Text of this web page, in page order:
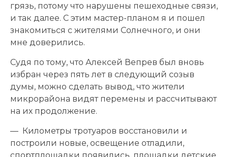
грязь, потому что нарушены пешеходные связи,
и так далее. С этим мастер-планом я и пошел
знакомиться с жителями Солнечного, и они
мне доверились.
Судя по тому, что Алексей Вепрев был вновь
избран через пять лет в следующий созыв
думы, можно сделать вывод, что жители
микрорайона видят перемены и рассчитывают
на их продолжение.
— Километры тротуаров восстановили и
построили новые, освещение отладили,
спортплощадки появились, площадки детские